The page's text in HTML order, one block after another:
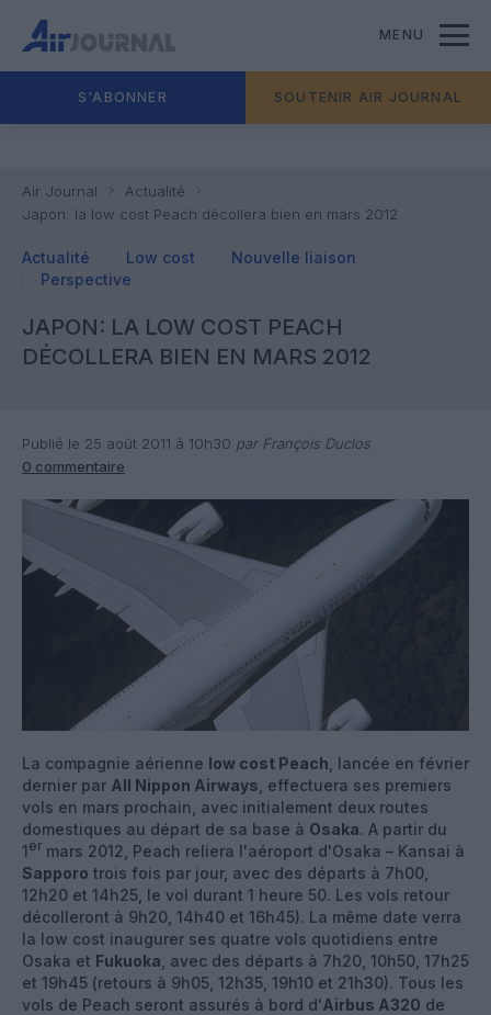
MENU
S'ABONNER SOUTENIR AIR JOURNAL
Air Journal
Actualité
Japon: la low cost Peach décollera bien en mars 2012
Actualité Low cost
Nouvelle liaison
Perspective
JAPON: LA LOW COST PEACH
DÉCOLLERA BIEN EN MARS 2012
Publié le 25 août 2011 à 10h30 par François Duclos
0 commentaire
La compagnie aérienne low cost Peach , lancée en février
dernier par All Nippon Airways , effectuera ses premiers
vols en mars prochain, avec initialement deux routes
domestiques au départ de sa base à Osaka. A partir du
1er mars 2012, Peach reliera l'aéroport d'Osaka – Kansai à
Sapporo trois fois par jour, avec des départs à 7h00,
12h20 et 14h25, le vol durant 1 heure 50. Les vols retour
décolleront à 9h20, 14h40 et 16h45). La même date verra
la low cost inaugurer ses quatre vols quotidiens entre
Osaka et Fukuoka , avec des départs à 7h20, 10h50, 17h25
et 19h45 (retours à 9h05, 12h35, 19h10 et 21h30). Tous les
vols de Peach seront assurés à bord d'Airbus A320 de